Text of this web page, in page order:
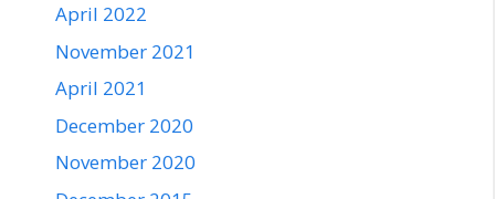
April 2022
November 2021
April 2021
December 2020
November 2020